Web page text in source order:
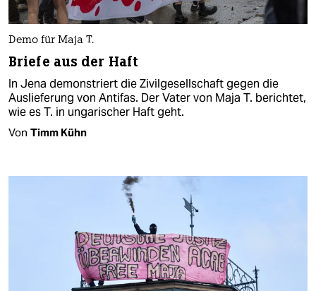
Demo für Maja T.
Briefe aus der Haft
In Jena demonstriert die Zivilgesellschaft gegen die
Auslieferung von Antifas. Der Vater von Maja T. berichtet,
wie es T. in ungarischer Haft geht.
Von Timm Kühn